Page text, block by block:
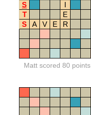
S
I
T
E
S
A V E R
Matt scored 80 points